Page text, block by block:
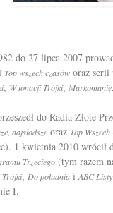
do 27 lipca 2007
Top wszech czasów oraz serii
, W tonacji Trójki, Markomanię,
do Radia Złote
najsłodsze oraz Top
1 kwietnia 2010 wrócił
Trzeciego (tym razem
Trójki, Do południa iABC Listy
I.